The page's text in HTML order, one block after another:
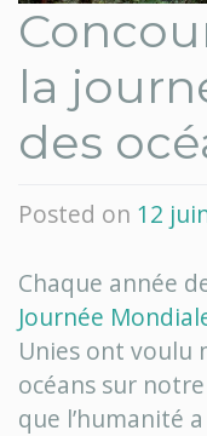
la
des
Posted on 12
Chaque année
Journée
Unies ont voulu
océans sur
que l’humanité